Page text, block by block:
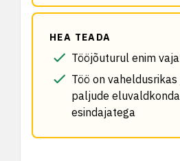
HEA TEADA
Tööjõuturul enim
Töö on
paljude
esindajatega